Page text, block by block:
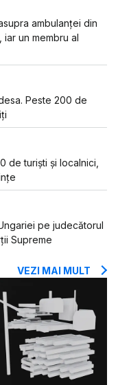
ambulanței din
un membru al
Peste 200 de
de turiști și localnici,
pe judecătorul
Supreme
VEZI MAI MULT